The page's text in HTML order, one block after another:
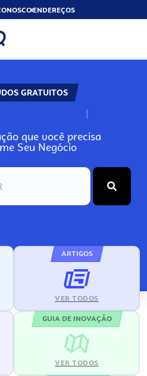
ENDEREÇOS
GRATUITOS
N
que você precisa
Seu Negócio
ARTIGOS
VER TODOS
GUIA DE INOVAÇÃO
VER TODOS